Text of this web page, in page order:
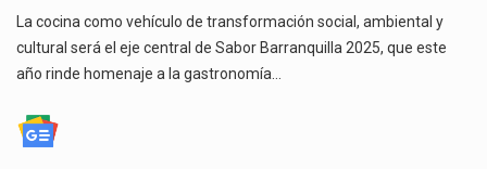
La cocina como vehículo de transformación social, ambiental y
cultural será el eje central de Sabor Barranquilla 2025, que este
año rinde homenaje a la gastronomía…